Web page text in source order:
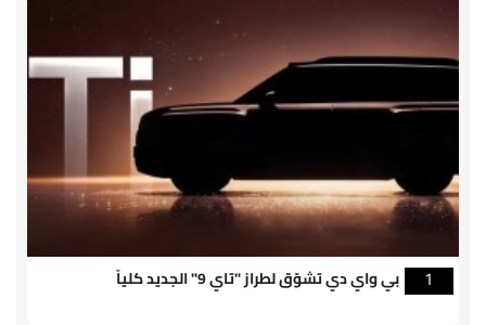
1 بي واي دي تشوّق لطراز "تاي 9" الجديد كلياً